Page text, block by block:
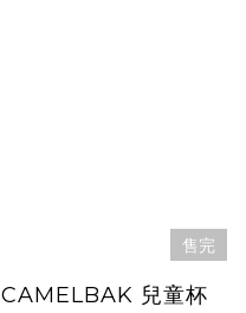
售完
CAMELBAK 兒童杯